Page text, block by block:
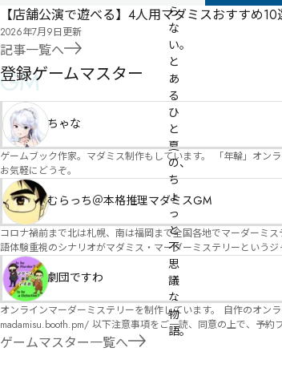
ら
な
い。
と
あ
る
ひ
と
夏
の、
ち
ょ
っ
と
不
思
議
な
物
語。
【店舗公演で遊べる】4人用マダミスおすすめ
2026年7月9日更新
記事一覧へ
GM
登録ゲームマスター
ちゃな
ゲームブック作家。マダミス制作もしています。 「年輪」オン
お気軽にどうぞ。
むらっち＠本格推理マダミスGM
コロナ禍前まで北は札幌、南は福岡まで全国各地でマーダーミステリー（トリック有）公演をしておりま
語体験重視のシナリオがマダミス・マーダーミステリーというジャンル名でたくさん
たことないトリックが解ける閃きや犯人として逃げ切る楽しみのある本格推理
す！
劇団ですわ
オンラインマーダーミステリーを制作しています。 自作のオンライン
madamisu.booth.pm/ 以下注意事項をご一読、同意の上で、予約フォームからご連絡ください。 ■GM依頼の注意事項■ ①依頼をする作品のＢＯＯＴＨの概要を確認した上で、依頼し
てください。 ②依頼ができるのは、平日、土日、祝日問わず、21：00～となります。 ③参加するメンバーは、依頼者にてメンバーを集めてください。 ④依頼条件：代表者によるＧＭ
ゲームマスター一覧へ